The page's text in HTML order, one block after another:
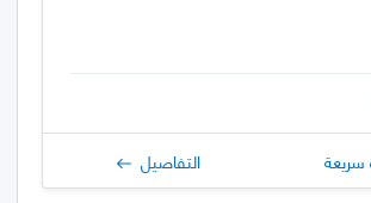
سريعة التفاصيل